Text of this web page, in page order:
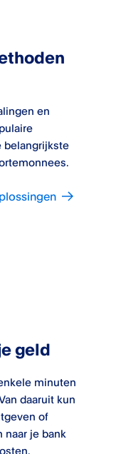
en
belangrijkste
geld
minuten
daaruit kun
of
je bank